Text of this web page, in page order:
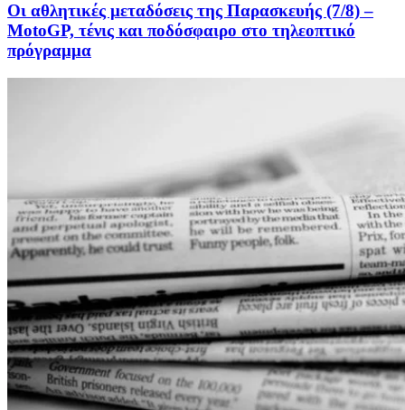
Οι αθλητικές μεταδόσεις της Παρασκευής (7/8) –
MotoGP, τένις και ποδόσφαιρο στο τηλεοπτικό
πρόγραμμα